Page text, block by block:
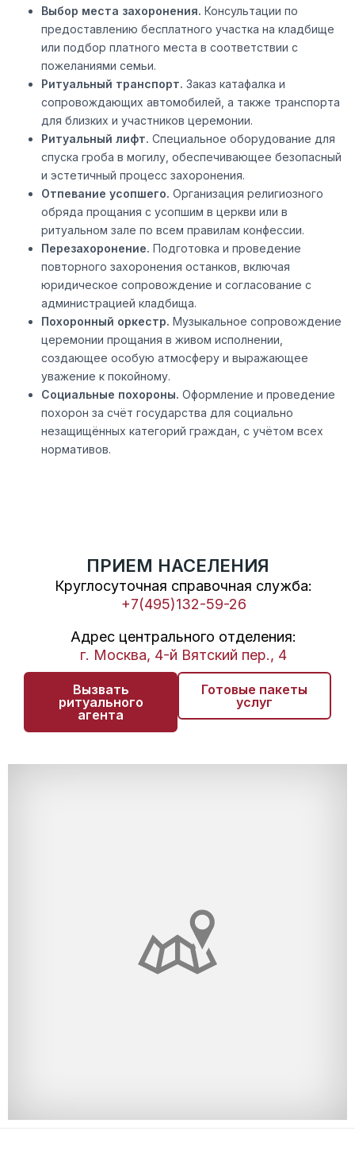
Выбор места захоронения. Консультации по
предоставлению бесплатного участка на кладбище
или подбор платного места в соответствии с
пожеланиями семьи.
Ритуальный транспорт. Заказ катафалка и
сопровождающих автомобилей, а также транспорта
для близких и участников церемонии.
Ритуальный лифт. Специальное оборудование для
спуска гроба в могилу, обеспечивающее безопасный
и эстетичный процесс захоронения.
Отпевание усопшего. Организация религиозного
обряда прощания с усопшим в церкви или в
ритуальном зале по всем правилам конфессии.
Перезахоронение. Подготовка и проведение
повторного захоронения останков, включая
юридическое сопровождение и согласование с
администрацией кладбища.
Похоронный оркестр. Музыкальное сопровождение
церемонии прощания в живом исполнении,
создающее особую атмосферу и выражающее
уважение к покойному.
Социальные похороны. Оформление и проведение
похорон за счёт государства для социально
незащищённых категорий граждан, с учётом всех
нормативов.
ПРИЕМ НАСЕЛЕНИЯ
Круглосуточная справочная служба:
+7(495)132-59-26
Адрес центрального отделения:
г. Москва, 4-й Вятский пер., 4
Вызвать
ритуального
агента
Готовые пакеты
услуг